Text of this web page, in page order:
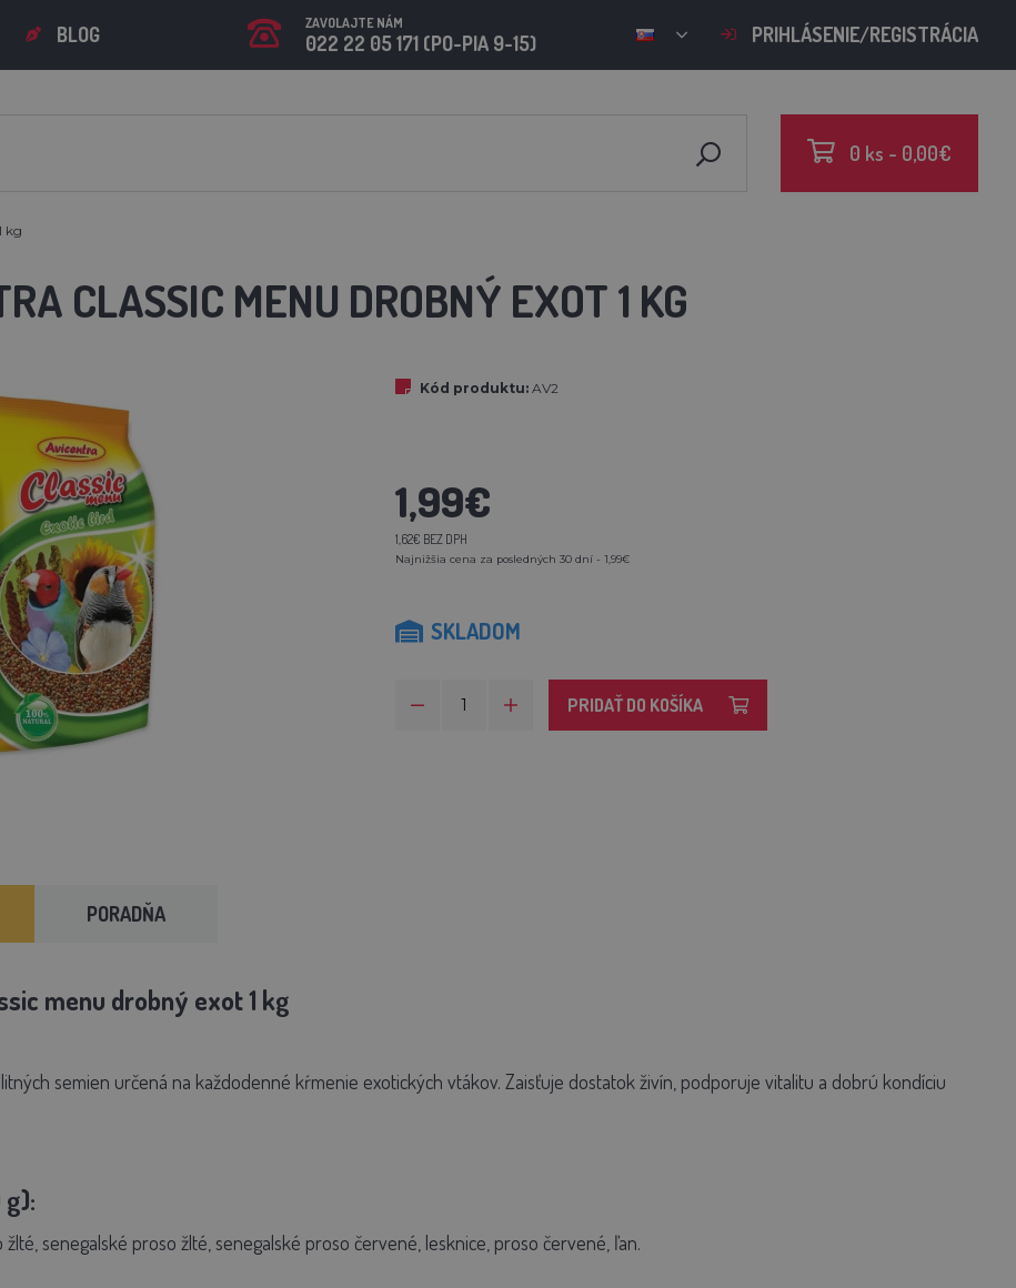
BLOG ZAVOLAJTE NÁM
022 22 05 171 (PO-PIA 9-15) PRIHLÁSENIE/REGISTRÁCIA
0 ks - 0,00€
kg
CLASSIC MENU DROBNÝ EXOT 1 KG
Kód produktu: AV2
1,99€
1,62€ BEZ DPH
Najnižšia cena za posledných 30 dní - 1,99€
SKLADOM
PRIDAŤ DO KOŠÍKA
PORADŇA
menu drobný exot 1 kg
semien určená na každodenné kŕmenie exotických vtákov. Zaisťuje dostatok živín, podporuje vitalitu a dobrú kondíciu
senegalské proso žlté, senegalské proso červené, lesknice, proso červené, ľan.